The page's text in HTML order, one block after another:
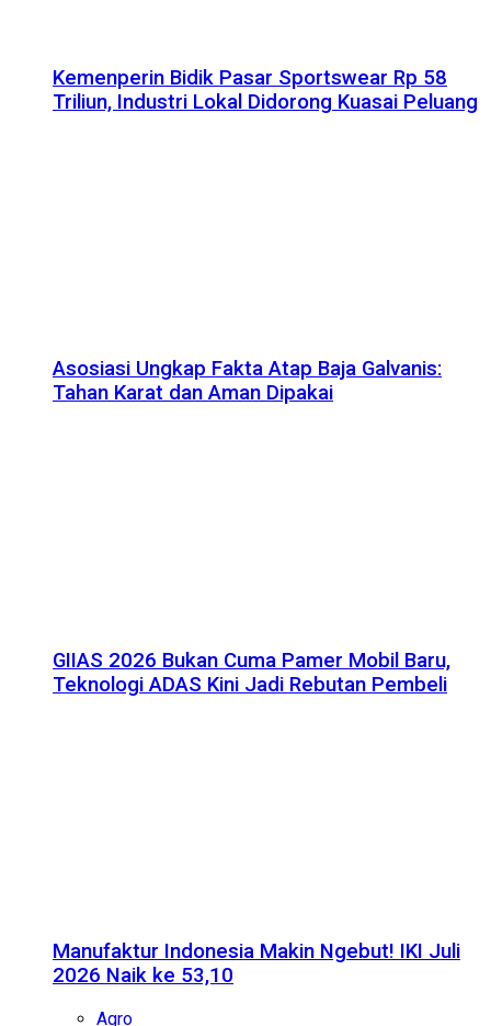
Kemenperin Bidik Pasar Sportswear Rp 58
Triliun, Industri Lokal Didorong Kuasai Peluang
Asosiasi Ungkap Fakta Atap Baja Galvanis:
Tahan Karat dan Aman Dipakai
GIIAS 2026 Bukan Cuma Pamer Mobil Baru,
Teknologi ADAS Kini Jadi Rebutan Pembeli
Manufaktur Indonesia Makin Ngebut! IKI Juli
2026 Naik ke 53,10
Agro